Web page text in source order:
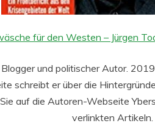
für den Westen – Jürgen
Blogger und politischer Autor.
schreibt er über die
auf die Autoren-Webseite
verlinkten Artikeln.